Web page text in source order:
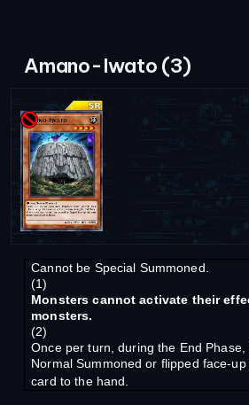
Amano-Iwato (3)
Cannot be Special Summoned.
(1)
Monsters cannot activate their
monsters.
(2)
Once per turn, during the End
Normal Summoned or flipped face-
card to the hand.